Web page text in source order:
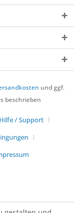
und ggf.
beschrieben
Hilfe / Support